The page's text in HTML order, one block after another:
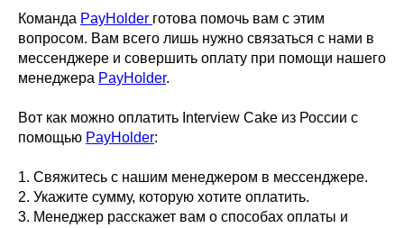
Команда PayHolder готова помочь вам с этим
вопросом. Вам всего лишь нужно связаться с нами в
мессенджере и совершить оплату при помощи нашего
менеджера PayHolder.
Вот как можно оплатить Interview Cake из России с
помощью PayHolder:
1. Свяжитесь с нашим менеджером в мессенджере.
2. Укажите сумму, которую хотите оплатить.
3. Менеджер расскажет вам о способах оплаты и